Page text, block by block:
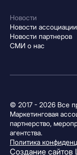
Новости
Новости ассоциации
Новости партнеров
СМИ о нас
© 2017 - 2026 Все
Маркетинговая
партнерство,
агентства.
Политика
Создание сайтов